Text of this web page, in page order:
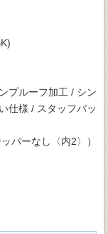
プルーフ加工 / シン
仕様 / スタッフバッ
パーなし〈内2〉）